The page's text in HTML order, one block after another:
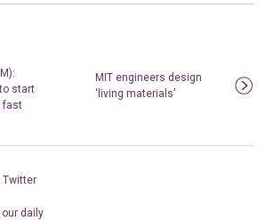
start
fast
MIT engineers design
‘living materials’
Twitter
daily